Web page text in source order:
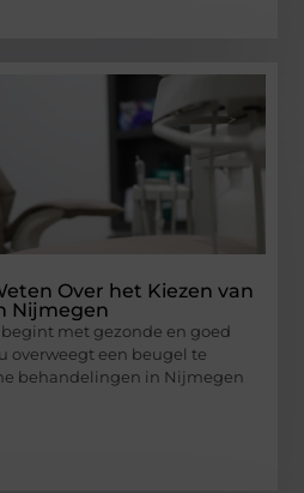
Over het Kiezen van
Nijmegen
met gezonde en goed
overweegt een beugel te
behandelingen in Nijmegen